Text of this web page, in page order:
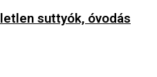
suttyók, óvodás